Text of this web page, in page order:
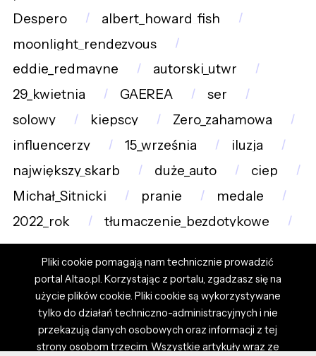
Despero
albert_howard_fish
moonlight_rendezvous
eddie_redmayne
autorski_utwr
29_kwietnia
GAEREA
ser
solowy
kiepscy
Zero_zahamowa
influencerzy
15_września
iluzja
największy_skarb
duże_auto
ciep
Michał_Sitnicki
pranie
medale
2022_rok
tłumaczenie_bezdotykowe
Pliki cookie pomagają nam technicznie prowadzić
portal Altao.pl. Korzystając z portalu, zgadzasz się na
użycie plików cookie. Pliki cookie są wykorzystywane
tylko do działań techniczno-administracyjnych i nie
przekazują danych osobowych oraz informacji z tej
strony osobom trzecim. Wszystkie artykuły wraz ze